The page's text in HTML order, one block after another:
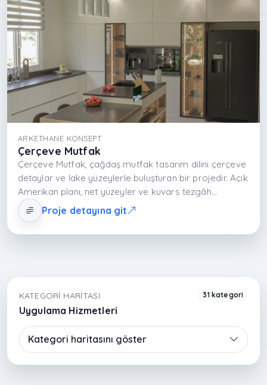
ARKETHANE KONSEPT
Çerçeve Mutfak
Çerçeve Mutfak, çağdaş mutfak tasarım dilini çerçeve
detaylar ve lake yüzeylerle buluşturan bir projedir. Açık
Amerikan planı, net yüzeyler ve kuvars tezgâh
performansı sayesinde estetik ile fonksiyonelliği
dengeler; ferah, düzenli ve modern bir yaşam alanı
sunar.
Proje detayına git
KATEGORI HARITASI
Uygulama Hizmetleri
31 kategori
Kategori haritasını göster